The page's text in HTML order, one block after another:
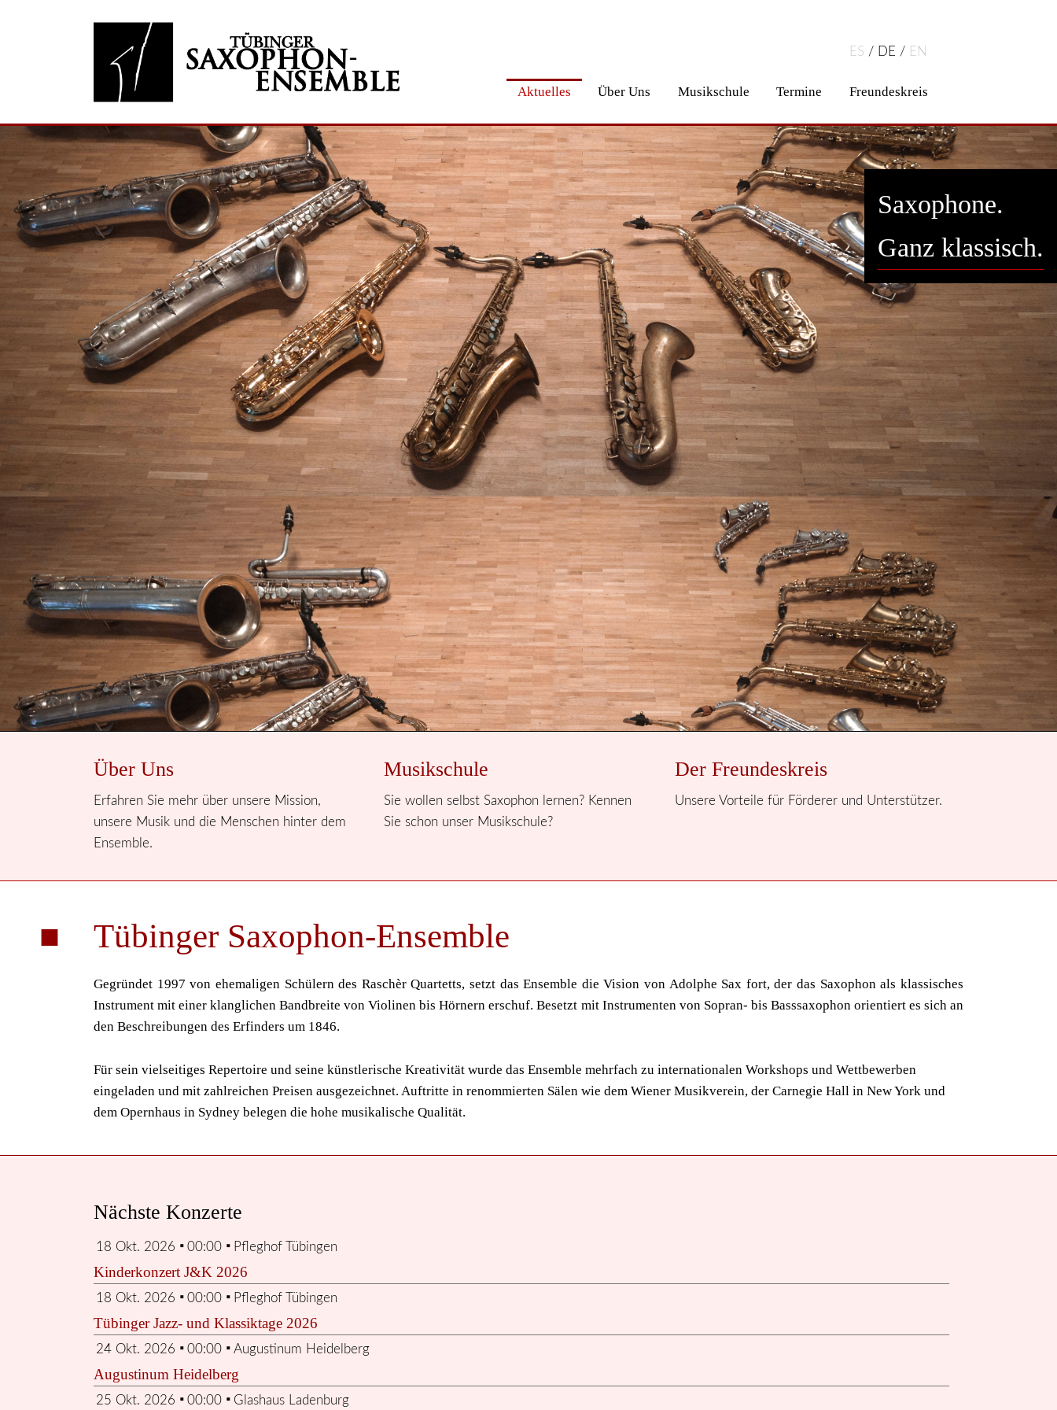
ES DE EN
Aktuelles Über Uns Musikschule Termine Freundeskreis
Saxophone.
Ganz klassisch.
Über Uns
Erfahren Sie mehr über unsere Mission,
unsere Musik und die Menschen hinter dem
Ensemble.
Musikschule
Sie wollen selbst Saxophon lernen? Kennen
Sie schon unser Musikschule?
Der Freundeskreis
Unsere Vorteile für Förderer und Unterstützer.
Tübinger Saxophon-Ensemble
Gegründet 1997 von ehemaligen Schülern des Raschèr Quartetts, setzt das Ensemble die Vision von Adolphe Sax fort, der das Saxophon als klassisches
Instrument mit einer klanglichen Bandbreite von Violinen bis Hörnern erschuf. Besetzt mit Instrumenten von Sopran- bis Basssaxophon orientiert es sich an
den Beschreibungen des Erfinders um 1846.
Für sein vielseitiges Repertoire und seine künstlerische Kreativität wurde das Ensemble mehrfach zu internationalen Workshops und Wettbewerben
eingeladen und mit zahlreichen Preisen ausgezeichnet. Auftritte in renommierten Sälen wie dem Wiener Musikverein, der Carnegie Hall in New York und
dem Opernhaus in Sydney belegen die hohe musikalische Qualität.
Nächste Konzerte
18 Okt. 2026 ▪ 00:00 ▪ Pfleghof Tübingen
Kinderkonzert J&K 2026
18 Okt. 2026 ▪ 00:00 ▪ Pfleghof Tübingen
Tübinger Jazz- und Klassiktage 2026
24 Okt. 2026 ▪ 00:00 ▪ Augustinum Heidelberg
Augustinum Heidelberg
25 Okt. 2026 ▪ 00:00 ▪ Glashaus Ladenburg